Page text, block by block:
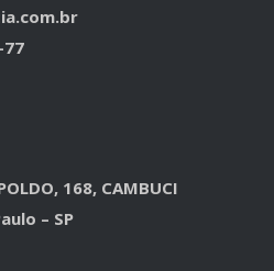
77
168, CAMBUCI
– SP